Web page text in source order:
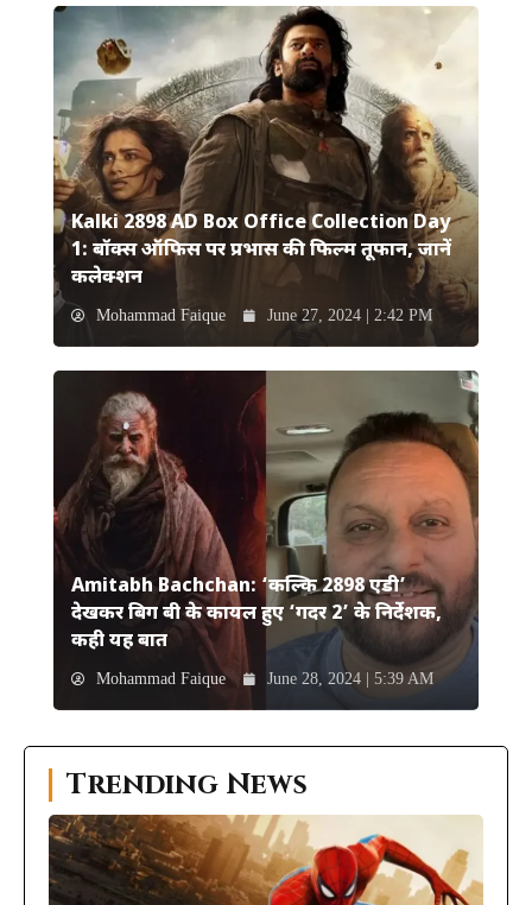
Kalki 2898 AD Box Office Collection Day
1: बॉक्स ऑफिस पर प्रभास की फिल्म तूफान, जानें
कलेक्शन
Mohammad Faique June 27, 2024 | 2:42 PM
Amitabh Bachchan: ‘कल्कि 2898 एडी’
देखकर बिग बी के कायल हुए ‘गदर 2’ के निर्देशक,
कही यह बात
Mohammad Faique June 28, 2024 | 5:39 AM
Trending News